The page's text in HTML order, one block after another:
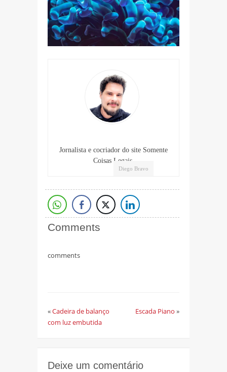
Diego Bravo
Jornalista e cocriador do site Somente
Coisas Legais.
Comments
comments
«Cadeira de balanço
com luz embutida
Escada Piano »
Deixe um comentário